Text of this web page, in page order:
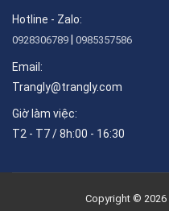
Hotline - Zalo:
0928306789 0985357586
Email:
Trangly@trangly.com
Giờ làm việc:
T2 - T7 / 8h:00 - 16:30
Copyright © 2026